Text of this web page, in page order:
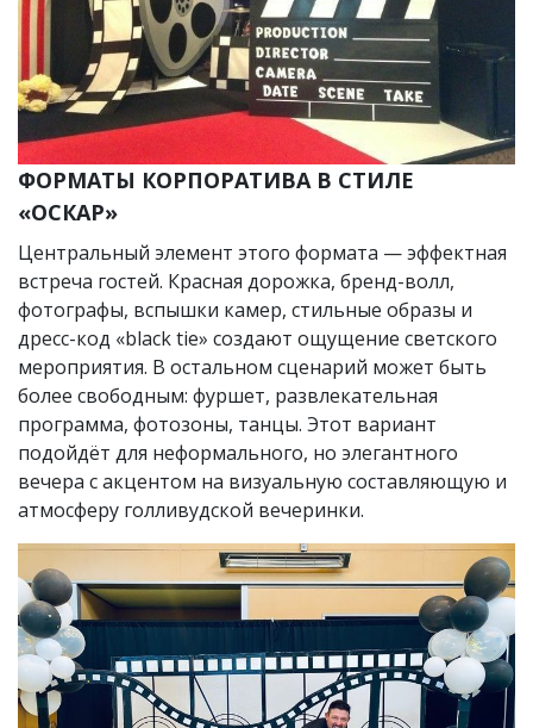
ФОРМАТЫ КОРПОРАТИВА В СТИЛЕ
«ОСКАР»
Центральный элемент этого формата — эффектная
встреча гостей. Красная дорожка, бренд-волл,
фотографы, вспышки камер, стильные образы и
дресс-код «black tie» создают ощущение светского
мероприятия. В остальном сценарий может быть
более свободным: фуршет, развлекательная
программа, фотозоны, танцы. Этот вариант
подойдёт для неформального, но элегантного
вечера с акцентом на визуальную составляющую и
атмосферу голливудской вечеринки.